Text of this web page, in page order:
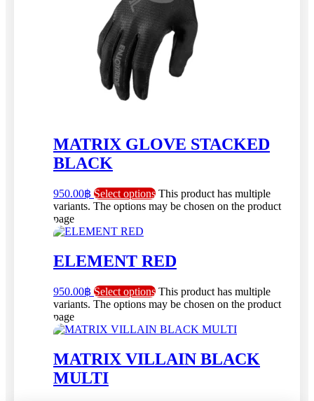
MATRIX GLOVE STACKED
BLACK
950.00฿ Select options This product has multiple
variants. The options may be chosen on the product
page
ELEMENT RED
950.00฿ Select options This product has multiple
variants. The options may be chosen on the product
page
MATRIX VILLAIN BLACK
MULTI